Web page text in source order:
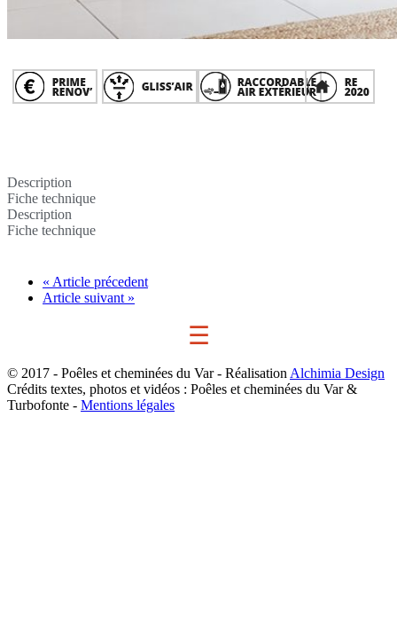
Description
Fiche technique
Description
Fiche technique
« Article précedent
Article suivant »
☰
© 2017 - Poêles et cheminées du Var - Réalisation Alchimia Design
Crédits textes, photos et vidéos : Poêles et cheminées du Var &
Turbofonte - Mentions légales